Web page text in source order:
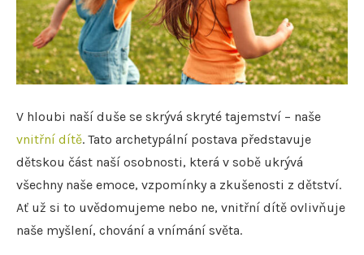
V hloubi naší duše se skrývá skryté tajemství – naše
vnitřní dítě. Tato archetypální postava představuje
dětskou část naší osobnosti, která v sobě ukrývá
všechny naše emoce, vzpomínky a zkušenosti z dětství.
Ať už si to uvědomujeme nebo ne, vnitřní dítě ovlivňuje
naše myšlení, chování a vnímání světa.